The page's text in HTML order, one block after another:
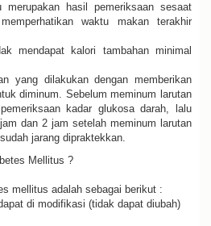
merupakan hasil pemeriksaan sesaat
waktu makan terakhir
mendapat kalori tambahan minimal
yang dilakukan dengan memberikan
diminum. Sebelum meminum larutan
kadar glukosa darah, lalu
dan 2 jam setelah meminum larutan
jarang dipraktekkan.
Mellitus ?
mellitus adalah sebagai berikut :
di modifikasi (tidak dapat diubah)